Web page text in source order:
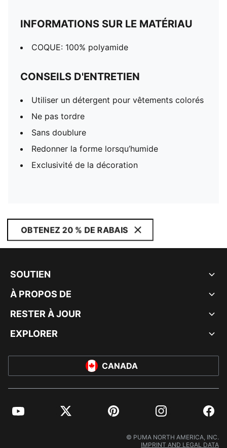
INFORMATIONS SUR LE MATÉRIAU
COQUE: 100% polyamide
CONSEILS D'ENTRETIEN
Utiliser un détergent pour vêtements colorés
Ne pas tordre
Sans doublure
Redonner la forme lorsqu’humide
Exclusivité de la décoration
OBTENEZ 20 % DE RABAIS
SOUTIEN
À PROPOS DE
RESTER À JOUR
EXPLORER
CANADA
YouTube Twitter Pinterest Instagram
© PUMA NORTH AMERICA, INC.
IMPRINT AND LEGAL DATA